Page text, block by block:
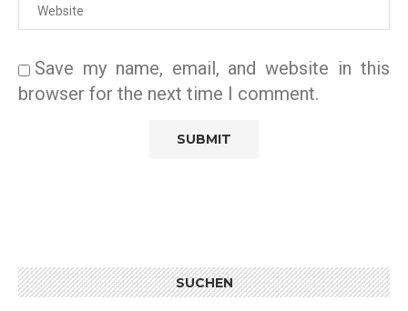
Save my name, email, and website in this
browser for the next time I comment.
SUCHEN